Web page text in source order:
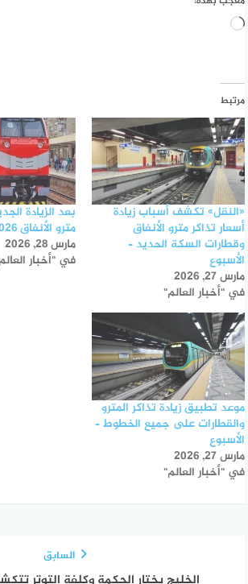
جاري
مرتبط
«النقل» تكشف أسباب زيادة
أسعار تذاكر مترو الأنفاق
وقطارات السكة الحديد –
الأسبوع
مارس 27, 2026
في "أخبار العالم"
بعد الزيادة
مترو الأنفاق 2026 – الأسبوع
مارس 28, 2026
في "أخبار
موعد تطبيق زيادة تذاكر المترو
والقطارات على جميع الخطوط –
الأسبوع
مارس 27, 2026
في "أخبار العالم"
السابق